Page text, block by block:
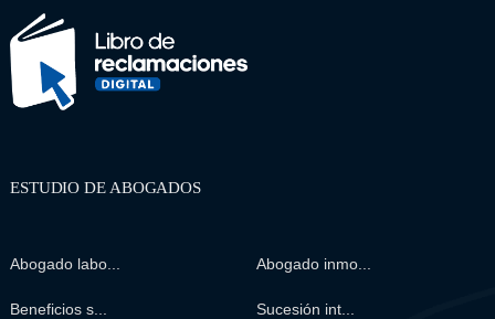
ESTUDIO DE ABOGADOS
Abogado labo... Abogado inmo...
Beneficios s... Sucesión int...